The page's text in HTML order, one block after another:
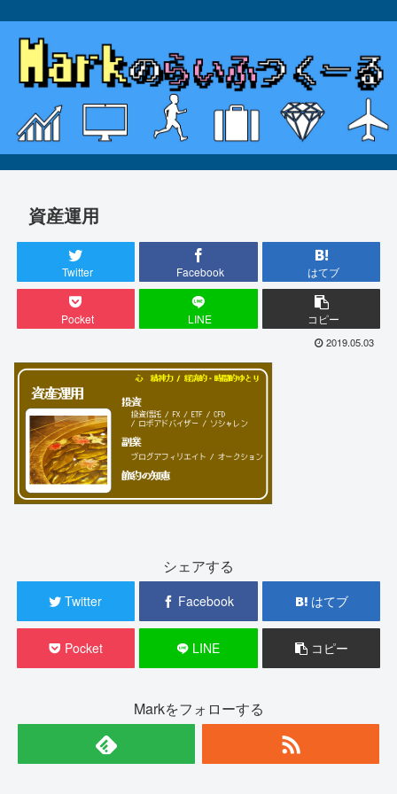
資産運用
Twitter Facebook はてブ
Pocket LINE コピー
2019.05.03
シェアする
Twitter Facebook はてブ
Pocket LINE コピー
Markをフォローする